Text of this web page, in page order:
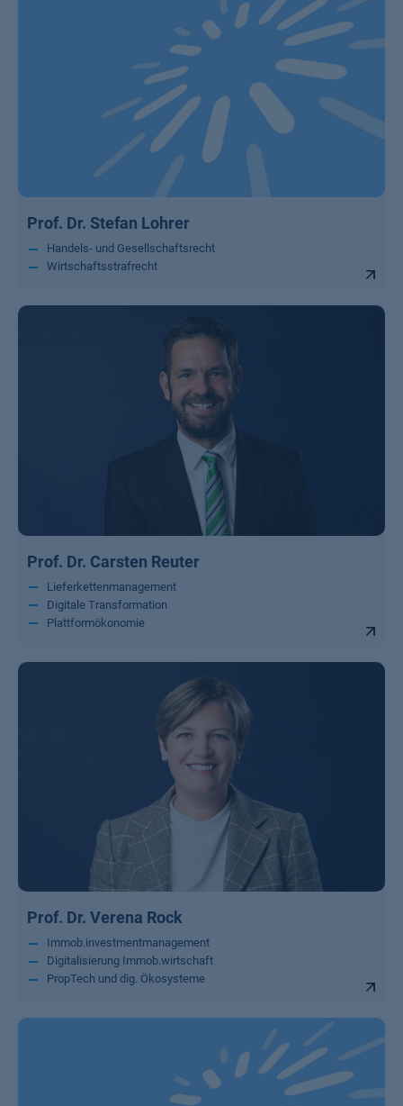
Prof. Dr. Stefan Lohrer
Handels- und Gesellschaftsrecht
Wirtschaftsstrafrecht
Prof. Dr. Carsten Reuter
Lieferkettenmanagement
Digitale Transformation
Plattformökonomie
Prof. Dr. Verena Rock
Immob.investmentmanagement
Digitalisierung Immob.wirtschaft
PropTech und dig. Ökosysteme